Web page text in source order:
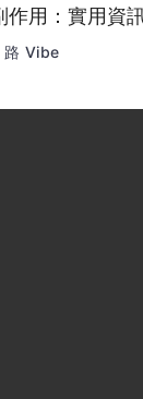
作用：實用資
路 Vibe